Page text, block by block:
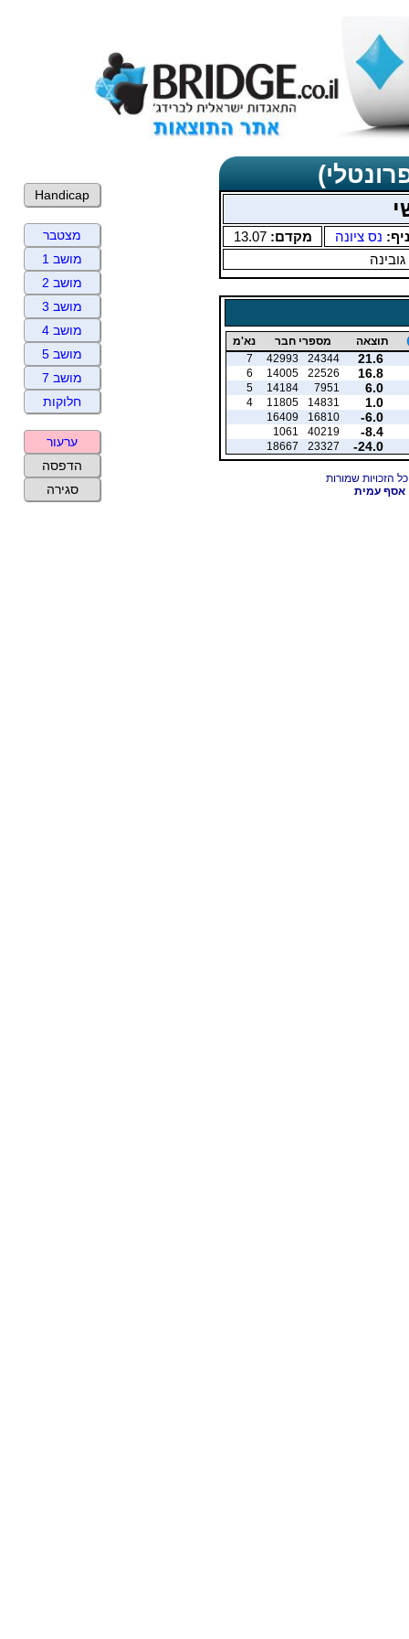
נס ציונה מקדם:13.07
תוצאה מספרי חבר נא'מ
21.6
24344
42993
7
16.8
22526
14005
6
6.0
7951
14184
5
1.0
14831
11805
4
-6.0
16810
16409
-8.4
40219
1061
-24.0
23327
18667
אסף עמית
Handicap
מצטבר
מושב 1
מושב 2
מושב 3
מושב 4
מושב 5
מושב 7
חלוקות
ערעור
הדפסה
סגירה